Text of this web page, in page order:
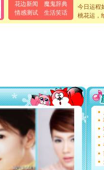
花边新闻
魔鬼辞典
情感测试
生活笑话
[元旦]当
泣，这痛
卖了。水
你太多，
要平安
[圣诞节]
能正大
天都要快
[圣诞节]
如意,快
[元旦]
断电。
你是我
今日运程
桃花运，